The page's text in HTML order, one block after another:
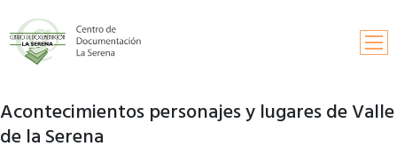
Inicio
Acontecimientos personajes y lugares de Valle
de la Serena